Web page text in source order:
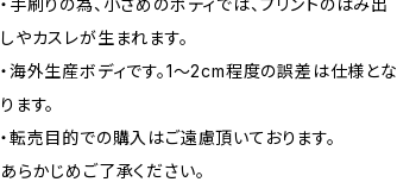
・手刷りの為、小さめのボディでは、プリントのはみ出
しやカスレが生まれます。
・海外生産ボディです。1～2cm程度の誤差は仕様とな
ります。
・転売目的での購入はご遠慮頂いております。
あらかじめご了承ください。